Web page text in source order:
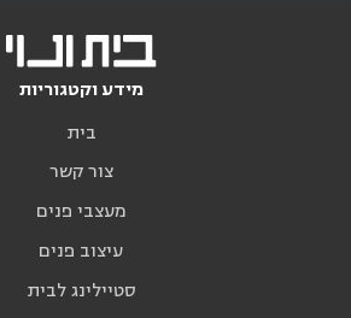
מידע וקטגוריות
בית
צור קשר
מעצבי פנים
עיצוב פנים
סטיילינג לבית